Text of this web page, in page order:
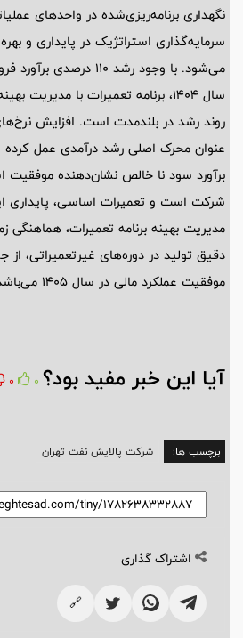
نگهداری برنامه‌ریزی‌شده در واحدهای
سرمایه‌گذاری استراتژیک در پایداری و
سال 1404، برنامه تعمیرات با مدیریت
روند رشد در بلندمدت است. افزایش
برآورد سود نا خالص نشان‌دهنده موفقیت
شرکت است و تعمیرات اساسی، پایداری
مدیریت بهینه برنامه تعمیرات، هماهنگی
دقیق تولید در دوره‌های غیرتعمیراتی، از
موفقیت عملکرد مالی در سال 1405 می‌باشد.
آیا این خبر مفید بود؟ 0
0
برچسب ها: شرکت پالایش نفت تهران
اشتراک گذاری
🔗